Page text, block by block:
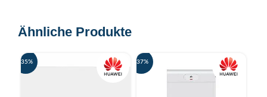
Ähnliche Produkte
-35% -37%